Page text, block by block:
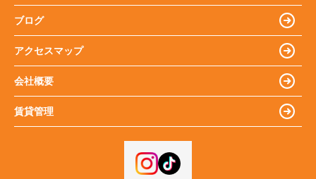
ブログ
アクセスマップ
会社概要
賃貸管理